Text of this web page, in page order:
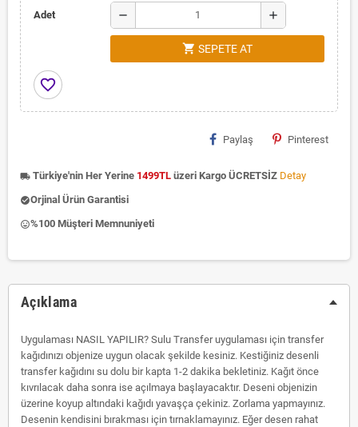
Adet remove add
shopping_cart SEPETE AT
favorite_border
Paylaş Pinterest
local_shipping Türkiye'nin Her Yerine 1499TL üzeri Kargo ÜCRETSİZ Detay
check_circleOrjinal Ürün Garantisi
insert_emoticon%100 Müşteri Memnuniyeti
Açıklama
Uygulaması NASIL YAPILIR? Sulu Transfer uygulaması için transfer
kağıdınızı objenize uygun olacak şekilde kesiniz. Kestiğiniz desenli
transfer kağıdını su dolu bir kapta 1-2 dakika bekletiniz. Kağıt önce
kıvrılacak daha sonra ise açılmaya başlayacaktır. Deseni objenizin
üzerine koyup altındaki kağıdı yavaşça çekiniz. Zorlama yapmayınız.
Desenin kendisini bırakması için tırnaklamayınız. Eğer desen rahat